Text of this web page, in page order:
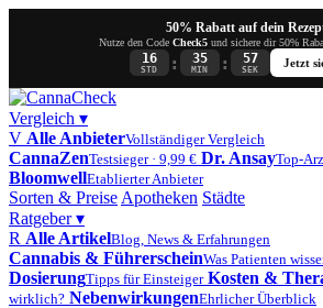
50% Rabatt auf dein
Nutze den Code Check5und sichere dir 50%
16
STD : 35
MIN : 56
SEK
Jetzt
Vergleich ▾
V Alle AnbieterVollständiger Vergleich
CannaZenTestsieger · 9,99 € Dr. AnsayTop-
BloomwellEtablierter Anbieter
Sorten & Preise Apotheken Städte
Ratgeber▾
R Alle ArtikelBlog, News & Erfahrungen
Cannabis & FührerscheinWas Patienten
DosierungTipps für Einsteiger Kosten &
wirklich? NebenwirkungenEhrlicher Überblick